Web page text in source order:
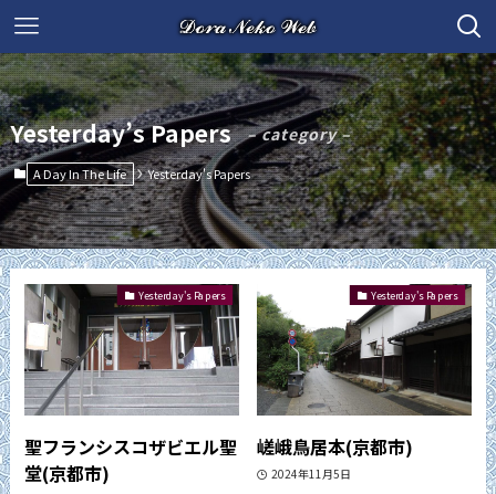
Yesterday’s Papers – category –
A Day In The Life Yesterday's Papers
Yesterday's Papers
聖フランシスコザビエル聖
堂(京都市)
Yesterday's Papers
嵯峨鳥居本(京都市)
2024年11月5日